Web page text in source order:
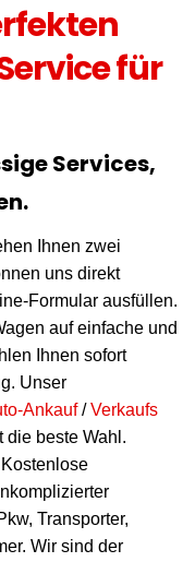
für
Services,
Ihnen zwei
uns direkt
Formular ausfüllen.
auf einfache und
Ihnen sofort
Unser
Ankauf/Verkaufs
die beste Wahl.
Transporter,
Wir sind der